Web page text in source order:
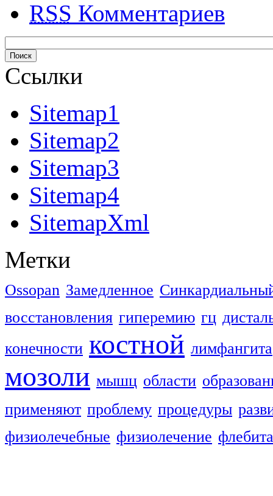
RSS Комментариев
Ссылки
Sitemap1
Sitemap2
Sitemap3
Sitemap4
SitemapXml
Метки
Ossopan Замедленное
восстановления гиперемию гц
конечности костной лимфангита
мозоли мышц области
применяют проблему процедуры
физиолечебные физиолечение флебита